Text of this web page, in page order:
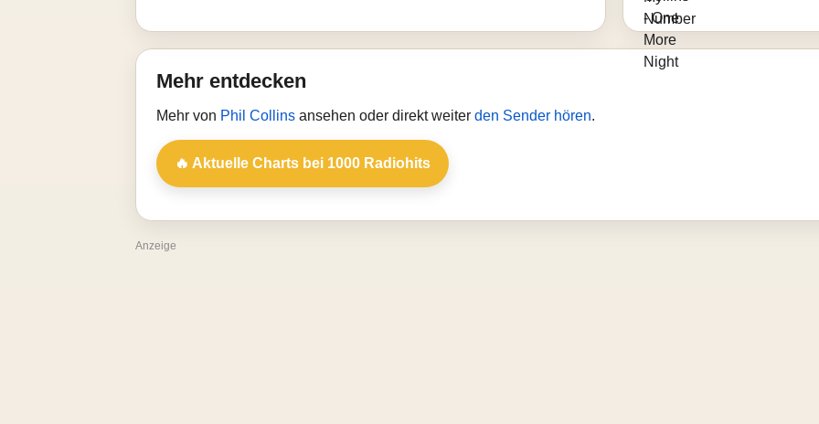
Mehr entdecken
Mehr von Phil Collins ansehen oder direkt weiter den Sender hören.
🔥 Aktuelle Charts bei 1000 Radiohits
Anzeige